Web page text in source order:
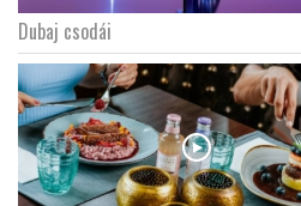
Dubaj csodái